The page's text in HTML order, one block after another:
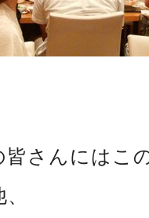
皆さんにはこ